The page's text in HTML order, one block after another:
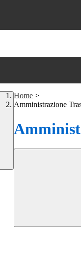
Home >
Amministrazione